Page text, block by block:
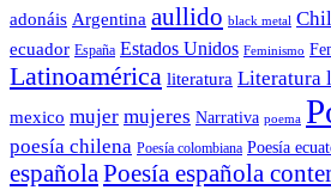
adonáis Argentina aullido black metal
ecuador España Estados Unidos Feminismo
Latinoamérica literatura Literatura
mexico mujer mujeres Narrativa poema
poesía chilena Poesía colombiana Poesía
española Poesía española